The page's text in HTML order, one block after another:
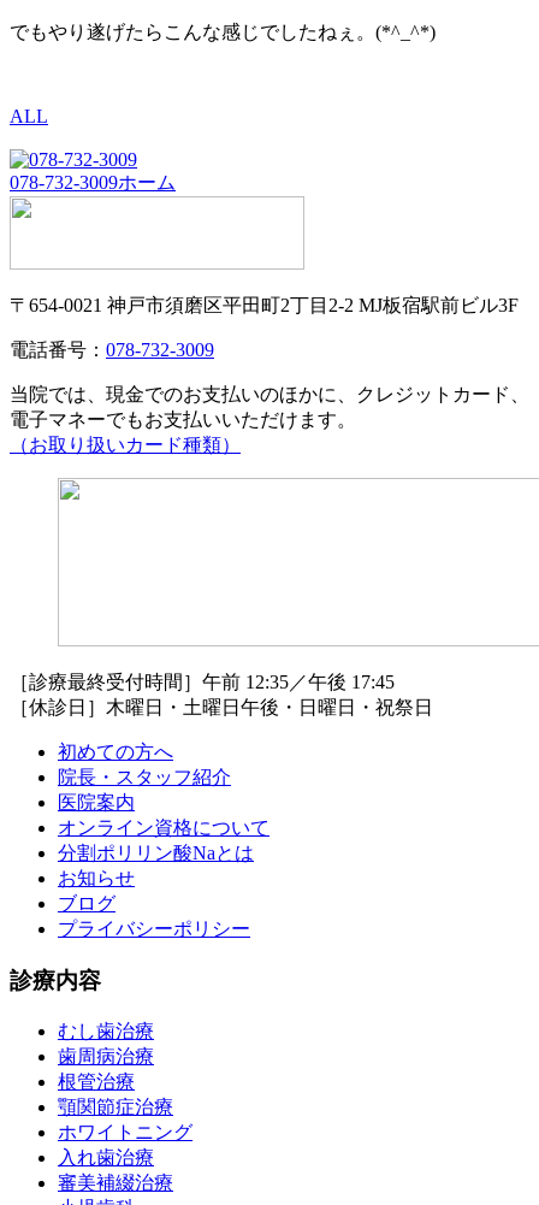
でもやり遂げたらこんな感じでしたねぇ。(*^_^*)
ALL
078-732-3009ホーム
〒654-0021 神戸市須磨区平田町2丁目2-2 MJ板宿駅前ビル3F
電話番号： 078-732-3009
当院では、現金でのお支払いのほかに、クレジットカード、
電子マネーでもお支払いいただけます。
（お取り扱いカード種類）
［診療最終受付時間］午前 12:35／午後 17:45
［休診日］木曜日・土曜日午後・日曜日・祝祭日
初めての方へ
院長・スタッフ紹介
医院案内
オンライン資格について
分割ポリリン酸Naとは
お知らせ
ブログ
プライバシーポリシー
診療内容
むし歯治療
歯周病治療
根管治療
顎関節症治療
ホワイトニング
入れ歯治療
審美補綴治療